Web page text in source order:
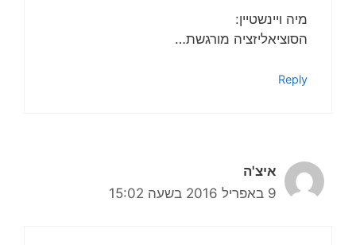
מיה ויינשטיין:
הסוציאליזציה מורגשת…
Reply
איצ'ה
9 באפריל 2016 בשעה 15:02